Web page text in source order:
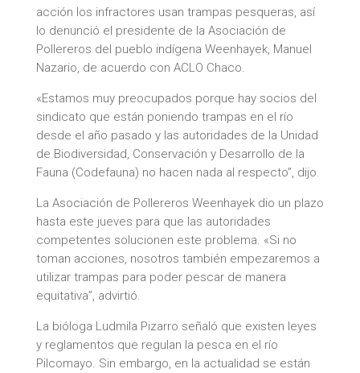
acción los infractores usan trampas pesqueras, así
lo denunció el presidente de la Asociación de
Pollereros del pueblo indígena Weenhayek, Manuel
Nazario, de acuerdo con ACLO Chaco.
«Estamos muy preocupados porque hay socios del
sindicato que están poniendo trampas en el río
desde el año pasado y las autoridades de la Unidad
de Biodiversidad, Conservación y Desarrollo de la
Fauna (Codefauna) no hacen nada al respecto”, dijo.
La Asociación de Pollereros Weenhayek dio un plazo
hasta este jueves para que las autoridades
competentes solucionen este problema. «Si no
toman acciones, nosotros también empezaremos a
utilizar trampas para poder pescar de manera
equitativa”, advirtió.
La bióloga Ludmila Pizarro señaló que existen leyes
y reglamentos que regulan la pesca en el río
Pilcomayo. Sin embargo, en la actualidad se están